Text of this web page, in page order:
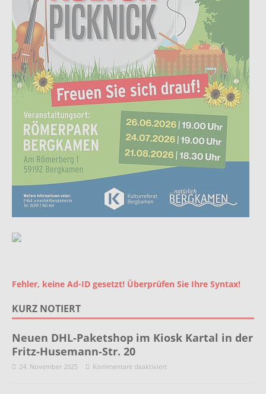
Fehler, keine Ad-ID gesetzt! Überprüfen Sie Ihre Syntax!
KURZ NOTIERT
Neuen DHL-Paketshop im Kiosk Kartal in der
Fritz-Husemann-Str. 20
24. November 2025 Kommentare deaktiviert